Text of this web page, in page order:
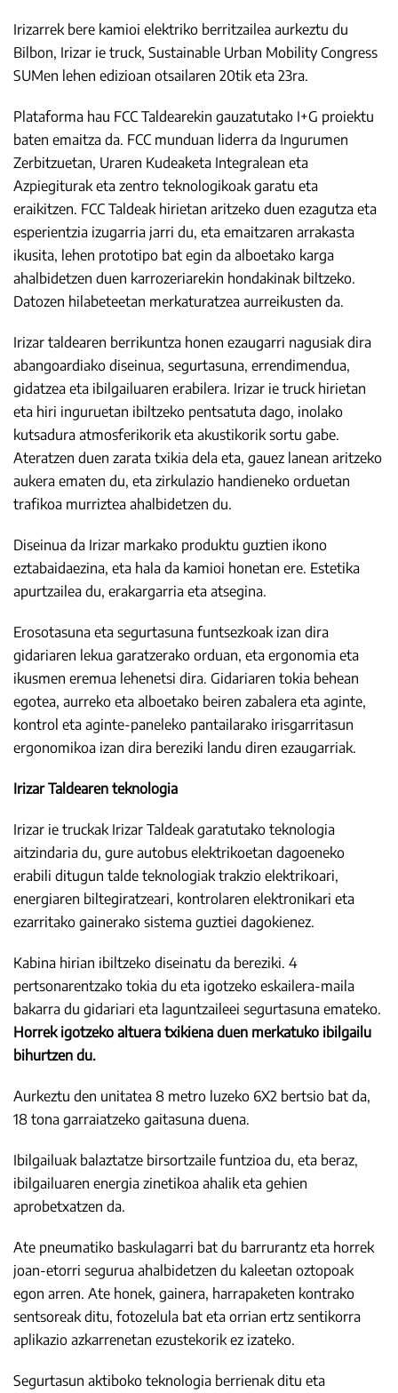
Irizarrek bere kamioi elektriko berritzailea aurkeztu du
Bilbon, Irizar ie truck, Sustainable Urban Mobility Congress
SUMen lehen edizioan otsailaren 20tik eta 23ra.
Plataforma hau FCC Taldearekin gauzatutako I+G proiektu
baten emaitza da. FCC munduan liderra da Ingurumen
Zerbitzuetan, Uraren Kudeaketa Integralean eta
Azpiegiturak eta zentro teknologikoak garatu eta
eraikitzen. FCC Taldeak hirietan aritzeko duen ezagutza eta
esperientzia izugarria jarri du, eta emaitzaren arrakasta
ikusita, lehen prototipo bat egin da alboetako karga
ahalbidetzen duen karrozeriarekin hondakinak biltzeko.
Datozen hilabeteetan merkaturatzea aurreikusten da.
Irizar taldearen berrikuntza honen ezaugarri nagusiak dira
abangoardiako diseinua, segurtasuna, errendimendua,
gidatzea eta ibilgailuaren erabilera. Irizar ie truck hirietan
eta hiri inguruetan ibiltzeko pentsatuta dago, inolako
kutsadura atmosferikorik eta akustikorik sortu gabe.
Ateratzen duen zarata txikia dela eta, gauez lanean aritzeko
aukera ematen du, eta zirkulazio handieneko orduetan
trafikoa murriztea ahalbidetzen du.
Diseinua da Irizar markako produktu guztien ikono
eztabaidaezina, eta hala da kamioi honetan ere. Estetika
apurtzailea du, erakargarria eta atsegina.
Erosotasuna eta segurtasuna funtsezkoak izan dira
gidariaren lekua garatzerako orduan, eta ergonomia eta
ikusmen eremua lehenetsi dira. Gidariaren tokia behean
egotea, aurreko eta alboetako beiren zabalera eta aginte,
kontrol eta aginte-paneleko pantailarako irisgarritasun
ergonomikoa izan dira bereziki landu diren ezaugarriak.
Irizar Taldearen teknologia
Irizar ie truckak Irizar Taldeak garatutako teknologia
aitzindaria du, gure autobus elektrikoetan dagoeneko
erabili ditugun talde teknologiak trakzio elektrikoari,
energiaren biltegiratzeari, kontrolaren elektronikari eta
ezarritako gainerako sistema guztiei dagokienez.
Kabina hirian ibiltzeko diseinatu da bereziki. 4
pertsonarentzako tokia du eta igotzeko eskailera-maila
bakarra du gidariari eta laguntzaileei segurtasuna emateko.
Horrek igotzeko altuera txikiena duen merkatuko ibilgailu
bihurtzen du.
Aurkeztu den unitatea 8 metro luzeko 6X2 bertsio bat da,
18 tona garraiatzeko gaitasuna duena.
Ibilgailuak balaztatze birsortzaile funtzioa du, eta beraz,
ibilgailuaren energia zinetikoa ahalik eta gehien
aprobetxatzen da.
Ate pneumatiko baskulagarri bat du barrurantz eta horrek
joan-etorri segurua ahalbidetzen du kaleetan oztopoak
egon arren. Ate honek, gainera, harrapaketen kontrako
sentsoreak ditu, fotozelula bat eta orrian ertz sentikorra
aplikazio azkarrenetan ezustekorik ez izateko.
Segurtasun aktiboko teknologia berrienak ditu eta